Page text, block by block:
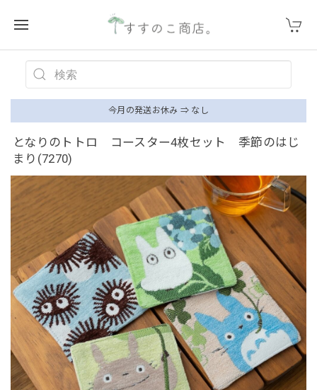
今月の発送お休み ⇒ なし
となりのトトロ コースター4枚セット 季節のはじ
まり(7270)